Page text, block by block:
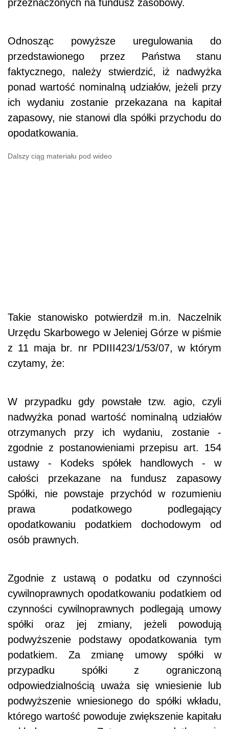
przeznaczonych na fundusz zasobowy.
Odnosząc powyższe uregulowania do
przedstawionego przez Państwa stanu
faktycznego, należy stwierdzić, iż nadwyżka
ponad wartość nominalną udziałów, jeżeli przy
ich wydaniu zostanie przekazana na kapitał
zapasowy, nie stanowi dla spółki przychodu do
opodatkowania.
Dalszy ciąg materiału pod wideo
Takie stanowisko potwierdził m.in. Naczelnik
Urzędu Skarbowego w Jeleniej Górze w piśmie
z 11 maja br. nr PDIII423/1/53/07, w którym
czytamy, że:
W przypadku gdy powstałe tzw. agio, czyli
nadwyżka ponad wartość nominalną udziałów
otrzymanych przy ich wydaniu, zostanie -
zgodnie z postanowieniami przepisu art. 154
ustawy - Kodeks spółek handlowych - w
całości przekazane na fundusz zapasowy
Spółki, nie powstaje przychód w rozumieniu
prawa podatkowego podlegający
opodatkowaniu podatkiem dochodowym od
osób prawnych.
Zgodnie z ustawą o podatku od czynności
cywilnoprawnych opodatkowaniu podatkiem od
czynności cywilnoprawnych podlegają umowy
spółki oraz jej zmiany, jeżeli powodują
podwyższenie podstawy opodatkowania tym
podatkiem. Za zmianę umowy spółki w
przypadku spółki z ograniczoną
odpowiedzialnością uważa się wniesienie lub
podwyższenie wniesionego do spółki wkładu,
którego wartość powoduje zwiększenie kapitału